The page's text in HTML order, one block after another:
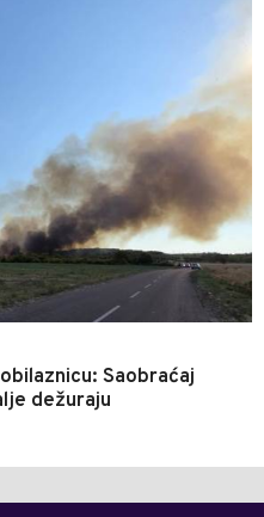
Saobraćaj
dežuraju